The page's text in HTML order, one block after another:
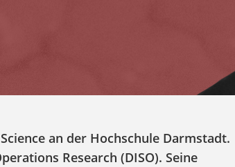
an der Hochschule Darmstadt.
Research (DISO). Seine